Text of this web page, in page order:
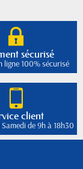
sécurisé
ligne 100% sécurisé
client
de 9h à 18h30